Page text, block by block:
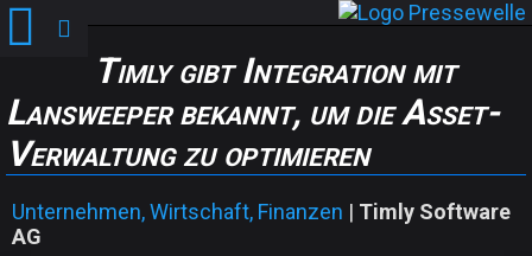
Timly gibt Integration mit
Lansweeper bekannt, um die Asset-
Verwaltung zu optimieren
Unternehmen, Wirtschaft, Finanzen | Timly Software
AG